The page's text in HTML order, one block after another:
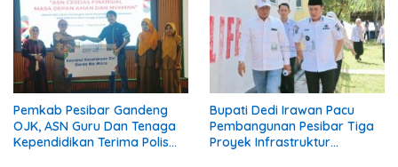
Pemkab Pesibar Gandeng
OJK, ASN Guru Dan Tenaga
Kependidikan Terima Polis
Bupati Dedi Irawan Pacu
Pembangunan Pesibar Tiga
Proyek Infrastruktur